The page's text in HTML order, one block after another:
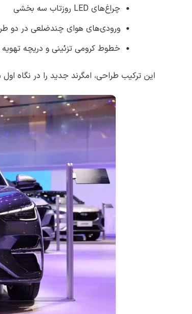
چراغ‌های LED روزتاب سه بخشی
ورودی‌های هوای چندضلعی در دو
خطوط کرومی تزئینی و دریچه تهویه
این ترکیب طراحی، امگرند جدید را در نگاه